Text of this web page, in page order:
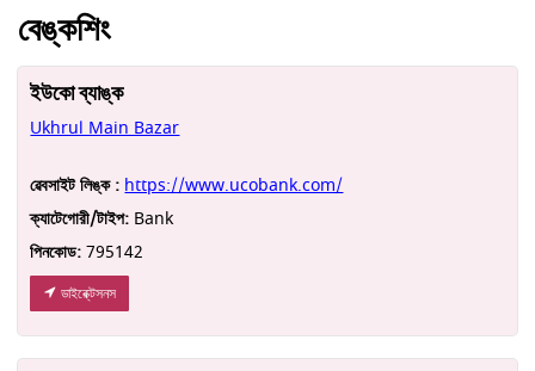
বেঙ্কশিং
ইউকো ব্যাঙ্ক
Ukhrul Main Bazar
ৱেবসাইট লিঙ্ক : https://www.ucobank.com/
ক্যাটেগোরী/টাইপ: Bank
পিনকোড:795142
ডাইরে্ক্টসনস